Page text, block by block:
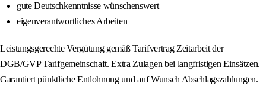
gute Deutschkenntnisse wünschenswert
eigenverantwortliches Arbeiten
Leistungsgerechte Vergütung gemäß Tarifvertrag Zeitarbeit der
DGB/GVP Tarifgemeinschaft. Extra Zulagen bei langfristigen Einsätzen.
Garantiert pünktliche Entlohnung und auf Wunsch Abschlagszahlungen.